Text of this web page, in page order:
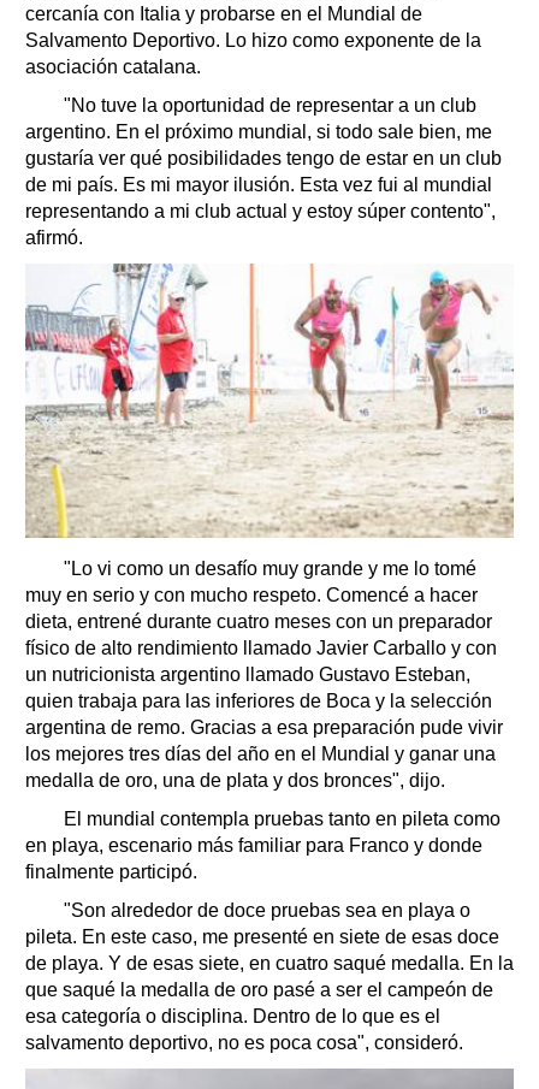
cercanía con Italia y probarse en el Mundial de
Salvamento Deportivo. Lo hizo como exponente de la
asociación catalana.
"No tuve la oportunidad de representar a un club
argentino. En el próximo mundial, si todo sale bien, me
gustaría ver qué posibilidades tengo de estar en un club
de mi país. Es mi mayor ilusión. Esta vez fui al mundial
representando a mi club actual y estoy súper contento",
afirmó.
"Lo vi como un desafío muy grande y me lo tomé
muy en serio y con mucho respeto. Comencé a hacer
dieta, entrené durante cuatro meses con un preparador
físico de alto rendimiento llamado Javier Carballo y con
un nutricionista argentino llamado Gustavo Esteban,
quien trabaja para las inferiores de Boca y la selección
argentina de remo. Gracias a esa preparación pude vivir
los mejores tres días del año en el Mundial y ganar una
medalla de oro, una de plata y dos bronces", dijo.
El mundial contempla pruebas tanto en pileta como
en playa, escenario más familiar para Franco y donde
finalmente participó.
"Son alrededor de doce pruebas sea en playa o
pileta. En este caso, me presenté en siete de esas doce
de playa. Y de esas siete, en cuatro saqué medalla. En la
que saqué la medalla de oro pasé a ser el campeón de
esa categoría o disciplina. Dentro de lo que es el
salvamento deportivo, no es poca cosa", consideró.